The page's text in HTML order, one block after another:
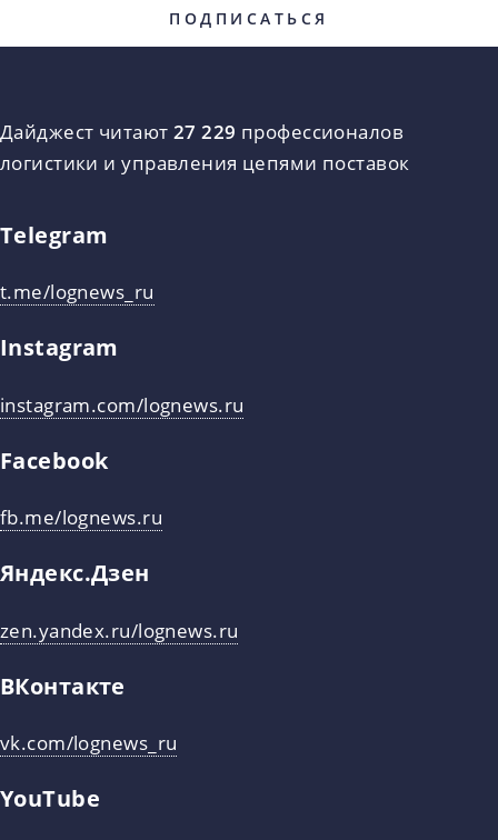
Дайджест читают 27 229 профессионалов
логистики и управления цепями поставок
Telegram
t.me/lognews_ru
Instagram
instagram.com/lognews.ru
Facebook
fb.me/lognews.ru
Яндекс.Дзен
zen.yandex.ru/lognews.ru
ВКонтакте
vk.com/lognews_ru
YouTube